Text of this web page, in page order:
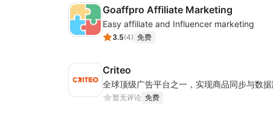
Goaffpro Affiliate Marketing
Easy affiliate and Influencer marketing
3.5(4) 免费
Criteo
全球顶级广告平台之一，实现商品同步与数
暂无评论 免费